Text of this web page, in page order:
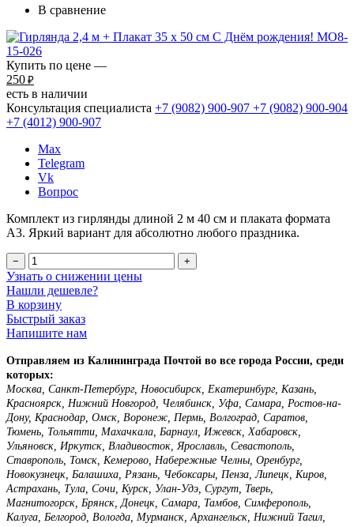
В сравнение
Купить по цене —
250 ₽
есть в наличии
Консультация специалиста +7 (9082) 900-907 +7 (9082) 900-904
+7 (4012) 900-907
Max
Telegram
Vk
Вопрос
Комплект из гирлянды длиной 2 м 40 см и плаката формата
А3. Яркий вариант для абсолютно любого праздника.
− +
Узнать о снижении цены
Нашли дешевле?
В корзину
Быстрый заказ
Напишите нам
Отправляем из Калининграда Почтой во все города России, среди
которых:
Москва, Санкт-Петербург, Новосибирск, Екатеринбург, Казань,
Красноярск, Нижний Новгород, Челябинск, Уфа, Самара, Ростов-на-
Дону, Краснодар, Омск, Воронеж, Пермь, Волгоград, Саратов,
Тюмень, Тольятти, Махачкала, Барнаул, Ижевск, Хабаровск,
Ульяновск, Иркутск, Владивосток, Ярославль, Севастополь,
Ставрополь, Томск, Кемерово, Набережные Челны, Оренбург,
Новокузнецк, Балашиха, Рязань, Чебоксары, Пенза, Липецк, Киров,
Астрахань, Тула, Сочи, Курск, Улан-Удэ, Сургут, Тверь,
Магнитогорск, Брянск, Донецк, Самара, Тамбов, Симферополь,
Калуга, Белгород, Вологда, Мурманск, Архангельск, Нижний Тагил,